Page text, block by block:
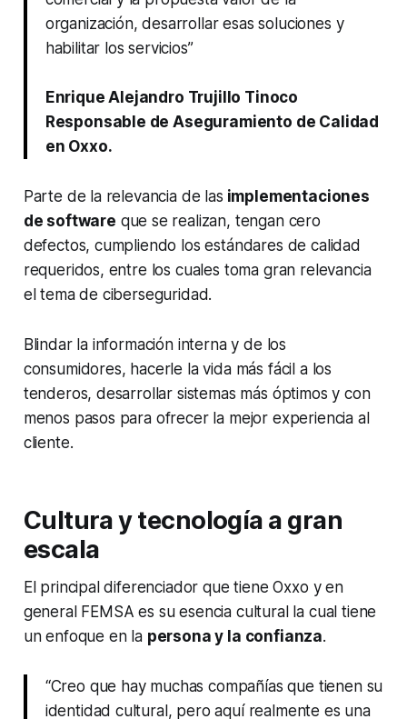
organización, desarrollar esas soluciones y
habilitar los servicios”
Enrique Alejandro Trujillo Tinoco
Responsable de Aseguramiento de Calidad
en Oxxo.
Parte de la relevancia de las implementaciones
de software que se realizan, tengan cero
defectos, cumpliendo los estándares de calidad
requeridos, entre los cuales toma gran relevancia
el tema de ciberseguridad.
Blindar la información interna y de los
consumidores, hacerle la vida más fácil a los
tenderos, desarrollar sistemas más óptimos y con
menos pasos para ofrecer la mejor experiencia al
cliente.
Cultura y tecnología a gran
escala
El principal diferenciador que tiene Oxxo y en
general FEMSA es su esencia cultural la cual tiene
un enfoque en la persona y la confianza.
“Creo que hay muchas compañías que tienen su
identidad cultural, pero aquí realmente es una